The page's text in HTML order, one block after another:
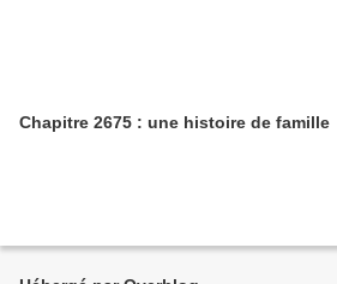
Chapitre 2675 : une histoire de famille